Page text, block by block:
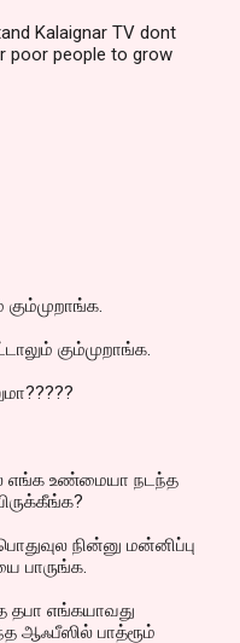
Kalaignar TV dont
poor people to grow
கும்முறாங்க.
எங்க உண்மையா நடந்த
நின்னு மன்னிப்பு
பாருங்க.
தபா எங்கயாவது
ஆஃபீஸில் பாத்ரூம்